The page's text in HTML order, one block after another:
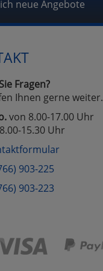
neue Angebote
Fragen?
Ihnen gerne weiter.
von 8.00-17.00 Uhr
15.30 Uhr
903-225
903-223